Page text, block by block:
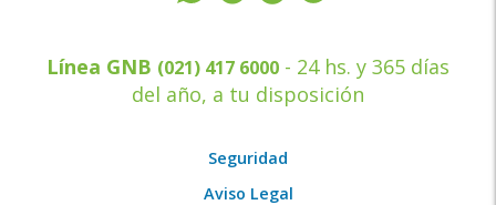
Línea GNB (021) 417 6000 - 24 hs. y 365 días
del año, a tu disposición
Seguridad
Aviso Legal